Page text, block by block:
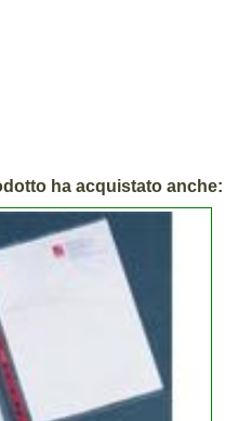
ha acquistato anche: